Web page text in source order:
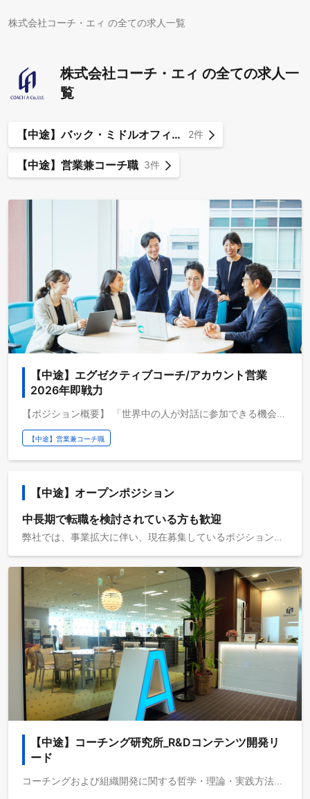
株式会社コーチ・エィ の全ての求人一覧
株式会社コーチ・エィ の全ての求人一
覧
【中途】バック・ミドルオフィス職 2件
【中途】営業兼コーチ職 3件
【中途】エグゼクティブコーチ/アカウント営業
2026年即戦力
【ポジション概要】 「世界中の人が対話に参加できる機会を創り出し、社会に貢献する。」 私たちは、対話を通じて組織や社会に新しい可能性を生み出すことを使命としています。 多様な人々が、自分の考えを持ち寄り、互いの違いを活かしながら共創していく そのプロセスを支え、変革を起こすのが、コーチ・エィのコーチです。 営業として経営に深く関わり、やがて“経営者の対話パートナー”へ。 本ポジションは、アカウント営業として経営層と向き合うことから始まり、 将来的にはエグゼクティブコーチとして経営者の意思決定に伴走する存在へと進化していくキャリアです。 入社後まず期待される役割は、経営層に信頼される営業・関係構築のプロフェッショナルとして価値を発揮すること。 営業として経営者・役員クラスと対等に対話を重ねながら、経営や組織が抱える答えのないテーマに向き合い、 中長期的なパートナーとして変革を支えていきます。 また、入社直後からコーチングのトレーニングを受け、 2年程度を目安にエグゼクティブコーチとしてデビューしていただくことを期待しています。 コーチング力・組織開発力を身につけ、唯一無二のプロフェッショナルへと成長していただくポジションです。 【この仕事で得られる成長】 - 経営視点で組織全体を捉える構造的思考力 - エグゼクティブとの対話を通じた高度な関係構築力 - 営業 × 組織開発 × コーチングを横断する実践経験 - 世界標準のコーチング理論・スキル また、当社では「成果を出し続けながら、人としても成長する」ことを叶えるために、 人の成長に対する投資を非常に重視しています。 - 体系化された営業・コーチング・リーダーシップトレーニング - 実践と内省を重視した、継続的かつ質の高いフィードバック - 自身もコーチングを受けながら成長できる環境 【中長期的にどんな存在になれるのか】 - 経営者・役員の意思決定に伴走するエグゼクティブコーチ - 組織変革を内側から支える対話のプロフェッショナル - クライアントから「経営のパートナー」として信頼される存在 人と組織の可能性を開き、変化を生み出す存在へ。 【仕事概要】 ①法人営業（アカウント営業） - 経営テーマに基づく組織のビジョン・ゴールの共創 - アカウント戦略の立案と実行 - 経営層・人事との長期的な関係構築 - 組織開発プロジェクトの設計・マネジメント - 成果測定とレポーティングを通じた価値創出 ②法人営業（新規開拓） - ターゲット企業の選定と戦略的アプローチ - セミナー企画・新規チャネル開拓 - 経営層への価値提案とリレーション構築 ③コーチング - 経営層へのエグゼクティブコーチング - ミドルマネジメントへの1on1コーチング - 経営ボード向けプログラムやオンラインクラス・集合型（対面）のファシリテーション ※コーチングは、入社後の育成・経験を通じて段階的に担っていただきます。
【中途】営業兼コーチ職
【中途】オープンポジション
中長期で転職を検討されている方も歓迎
弊社では、事業拡大に伴い、現在募集しているポジションに限らず 事業をけん引していただける方、支えていただける方をオープンポジションとして募集します。 オープンポジションではその方のバックグラウンドに合わせて、弊社からご経験を活かせそうなポジションをご提案させていただきます。 最適なポジションを検討させていただくために、 エントリー情報はご自身の強みやご経験が分かるものをご提出いただけますと幸いです。 ※なお、オープンポジションはご登録いただいた全ての方との 面談・選考をお約束するものではございません。 ご経験を活かして頂けそうなポジションが発生した場合や、 採用関連のイベントを開催する場合にのみ弊社よりご連絡させて頂きます。 ※希望職種がある場合、「応募先へのメッセージ」欄にご記入ください。
【中途】コーチング研究所_R&Dコンテンツ開発リ
ード
コーチングおよび組織開発に関する哲学・理論・実践方法を研究し、当社の新しいサービス創出や既存プロジェクトの品質向上に取り組むポジションです。 私たちCoachAは、日本におけるコーチングの先駆者として、25年以上にわたり「人と組織の変革」に挑み続けてきました。 この長い歩みを支えてきたのは、絶え間ない学びと自己革新です。 人の変容にとって本当に重要なものは何か？ なぜ組織は変わらないのか？ 変化の時代に、人間はどう生きるべきか？ こうした問いを、哲学の視点からも、科学の角度からも探求し続けることで、私たちはコーチングをただのスキルにとどめず、社会を変える力へと発展させてきました。 その中核を担っているのが、R&D（リサーチ＆ディベロップメント）機能です。 このポジションは、CoachAの知の最前線に立ち、未来のコーチングを形づくる役割を担って頂きます。 --------------- ▼主な業務内容 １．コーチングプログラムの見直し・強化 既存のコーチングプログラムを継続的に評価・改訂し、組織やクライアントのニーズに合致した効果的で実践的な内容へと進化させる。 ２．リサーチと手法開発 コーチングに関連する分野・理論・ツール・手法について幅広く調査し、最新の知見を革新的なアプローチやフレームワークとして開発・実装する。 ３．外部との連携・知見交流 外部の専門家や有識者と戦略的なつながりを築き、最先端のアイデアを組織に取り入れることで、知識基盤と専門性を強化する。 ４．社内教育と学習文化の醸成 新しいプロダクトや最新トレンド、進化する手法を社内に共有・教育し、継続的な学習と専門性向上の文化をリードする --------------- ▼ポジションの魅力 ・日本国内にとどまらず、世界中の有識者や実践者とつながり、コーチング、組織開発の領域における最先端の知見を取り入れると同時に、コーチングプログラムコンテンツの作成にも携わることができます。 ・コーチング事業を営んでいることもあり、社員同士のコミュニケーションをとても大切にする環境です。 ・当社が提供するコーチングのトレーニングプログラムに参加することができ、最短半年程度で資格取得も可能です。 ---------------